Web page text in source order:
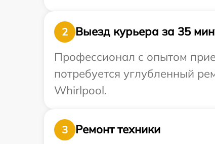
2
Выезд курьера за 35
Профессионал с опытом
потребуется углубленный
Whirlpool.
3
Ремонт техники